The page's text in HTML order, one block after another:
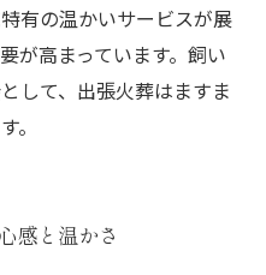
有の温かいサービスが展
が高まっています。飼い
して、出張火葬はますま
。
感と温かさ